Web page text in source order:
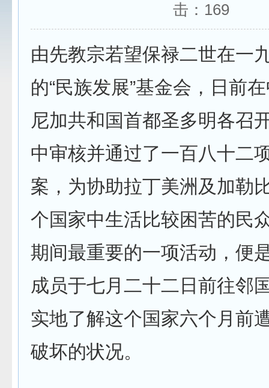
击： 169
由先教宗若望保禄二世在一
的“民族发展”基金会，日前
尼加共和国首都圣多明各召
中审核并通过了一百八十二
案，为协助拉丁美洲及加勒
个国家中生活比较困苦的民
期间最重要的一项活动，便
成员于七月二十二日前往邻
实地了解这个国家六个月前
破坏的状况。